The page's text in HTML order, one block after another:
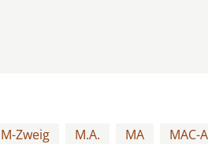
M-Zweig M.A. MA MAC-